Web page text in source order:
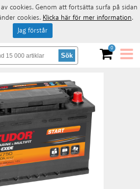
0
cookies. Genom att fortsätta surfa på sidan
cookies. Klicka här för mer information.
Jag förstår